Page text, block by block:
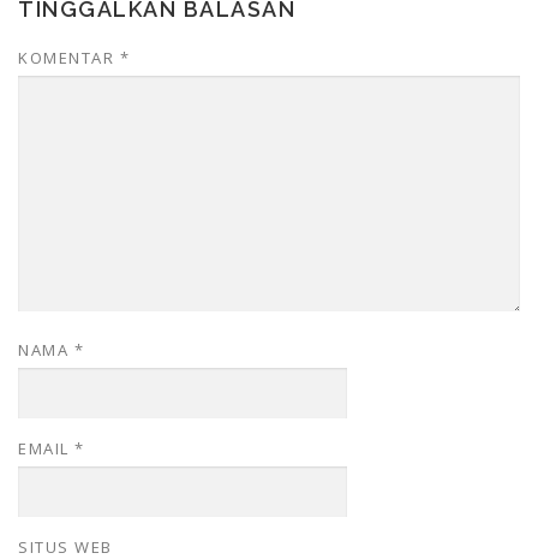
TINGGALKAN BALASAN
KOMENTAR *
NAMA *
EMAIL *
SITUS WEB